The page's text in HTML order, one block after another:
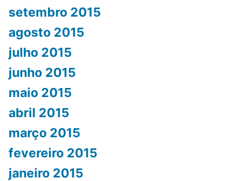
setembro 2015
agosto 2015
julho 2015
junho 2015
maio 2015
abril 2015
março 2015
fevereiro 2015
janeiro 2015